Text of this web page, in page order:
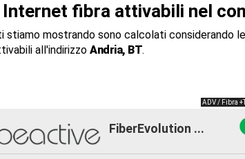
fibra attivabili nel
stiamo mostrando sono calcolati considerando le
all'indirizzo Andria, BT.
ADV / Fibra
FiberEvolution ...